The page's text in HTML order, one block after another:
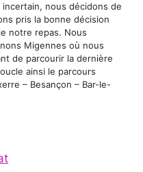
nous décidons de
pris la bonne décision
notre repas. Nous
Migennes où nous
de parcourir la dernière
ainsi le parcours
– Besançon – Bar-le-